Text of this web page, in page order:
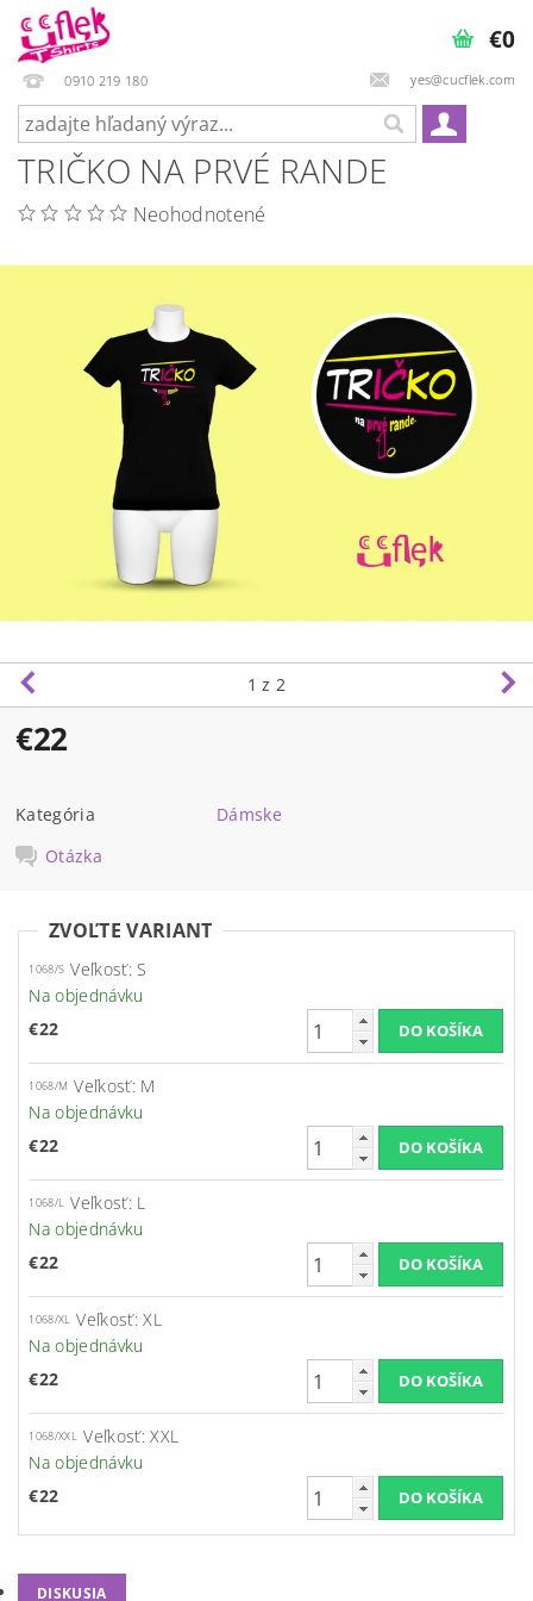
0910 219 180 yes@cucflek.com
€0
TRIČKO NA PRVÉ RANDE
Neohodnotené
1 z 2
€22
Kategória
Dámske
Otázka
ZVOĽTE VARIANT
1068/S Veľkosť: S
Na objednávku
€22
1068/M Veľkosť: M
Na objednávku
€22
1068/L Veľkosť: L
Na objednávku
€22
1068/XL Veľkosť: XL
Na objednávku
€22
1068/XXL Veľkosť: XXL
Na objednávku
€22
DISKUSIA